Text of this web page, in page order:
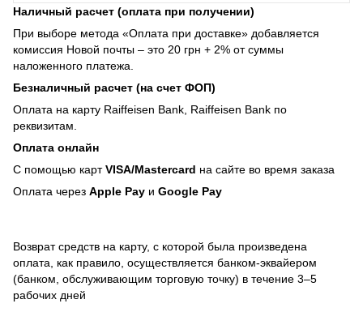
Наличный расчет (оплата при получении)
При выборе метода «Оплата при доставке» добавляется
комиссия Новой почты – это 20 грн + 2% от суммы
наложенного платежа.
Безналичный расчет (на счет ФОП)
Оплата на карту Raiffeisen Bank, Raiffeisen Bank по
реквизитам.
Оплата онлайн
С помощью картVISA/Mastercard на сайте во время заказа
Оплата через Apple Pay и Google Pay
Возврат средств на карту, с которой была произведена
оплата, как правило, осуществляется банком-эквайером
(банком, обслуживающим торговую точку) в течение 3–5
рабочих дней